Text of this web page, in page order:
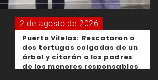
2 de agosto de 2026
Puerto Vilelas: Rescataron a
dos tortugas colgadas de un
árbol y citarán a los padres
de los menores responsables